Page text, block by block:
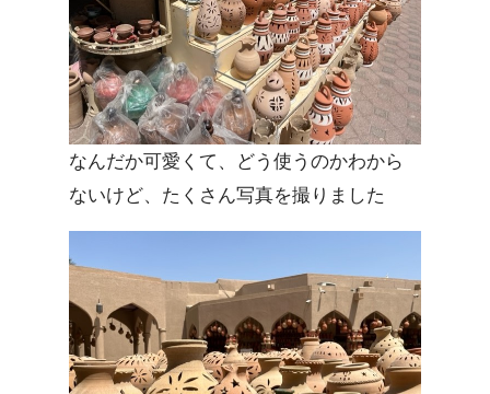
なんだか可愛くて、どう使うのかわから
ないけど、たくさん写真を撮りました